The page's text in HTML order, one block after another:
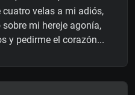
cuatro velas a mi adiós,
mi hereje agonía,
y pedirme el corazón...